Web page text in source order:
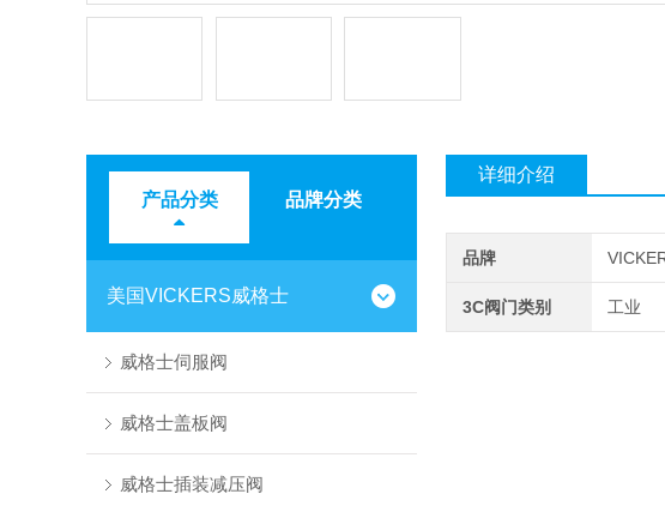
产品分类 品牌分类
美国VICKERS威格士
威格士伺服阀
威格士盖板阀
威格士插装减压阀
详细介绍
品牌
3C阀门类别 工业